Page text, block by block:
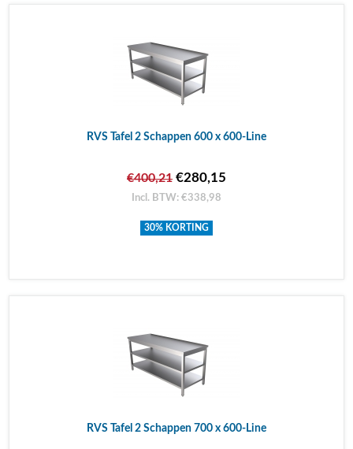
RVS Tafel 2 Schappen 600 x 600-Line
€400,21 €280,15
Incl. BTW: €338,98
30% KORTING
RVS Tafel 2 Schappen 700 x 600-Line